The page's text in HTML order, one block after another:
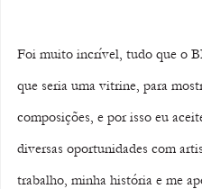
Foi muito incrível, tudo que o
que seria uma vitrine, para
composições, e por isso eu
diversas oportunidades com
trabalho, minha história e me